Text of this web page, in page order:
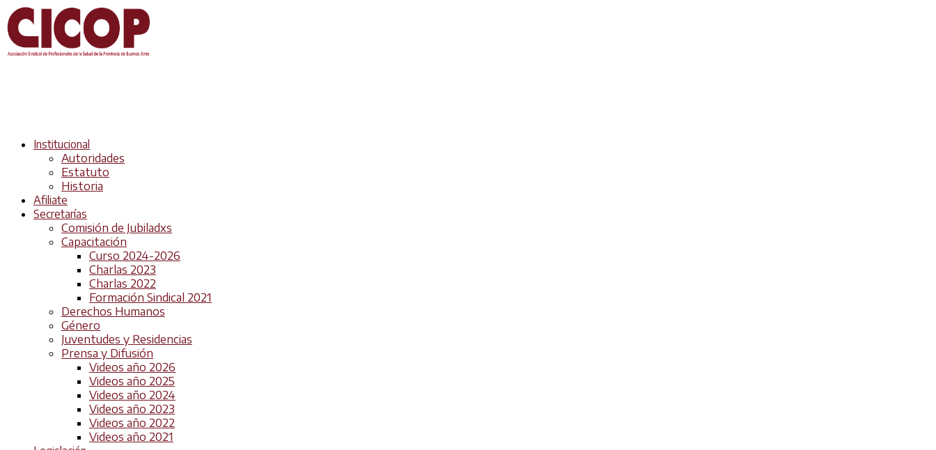
Institucional
Autoridades
Estatuto
Historia
Afiliate
Secretarías
Comisión de Jubiladxs
Capacitación
Curso 2024-2026
Charlas 2023
Charlas 2022
Formación Sindical 2021
Derechos Humanos
Género
Juventudes y Residencias
Prensa y Difusión
Videos año 2026
Videos año 2025
Videos año 2024
Videos año 2023
Videos año 2022
Videos año 2021